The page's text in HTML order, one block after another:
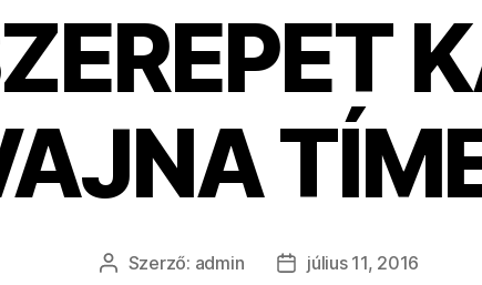
Bejegyzés
Szerző: admin
Bejegyzés
július 11, 2016